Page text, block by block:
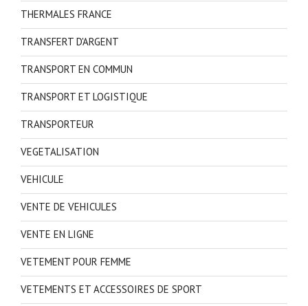
THERMALES FRANCE
TRANSFERT D'ARGENT
TRANSPORT EN COMMUN
TRANSPORT ET LOGISTIQUE
TRANSPORTEUR
VEGETALISATION
VEHICULE
VENTE DE VEHICULES
VENTE EN LIGNE
VETEMENT POUR FEMME
VETEMENTS ET ACCESSOIRES DE SPORT